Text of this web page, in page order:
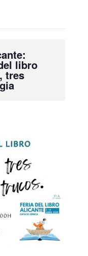
libro
tres